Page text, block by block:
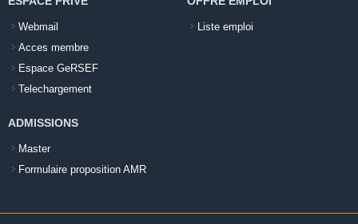
Webmail
Acces membre
Espace GeRSEF
Telechargement
Liste emploi
ADMISSIONS
Master
Formulaire proposition AMR